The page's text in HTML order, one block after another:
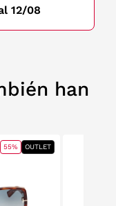
12/08
han
55% OUTLET